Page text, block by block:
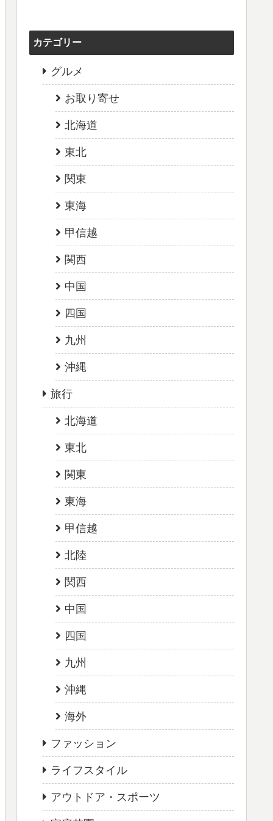
カテゴリー
グルメ
お取り寄せ
北海道
東北
関東
東海
甲信越
関西
中国
四国
九州
沖縄
旅行
北海道
東北
関東
東海
甲信越
北陸
関西
中国
四国
九州
沖縄
海外
ファッション
ライフスタイル
アウトドア・スポーツ